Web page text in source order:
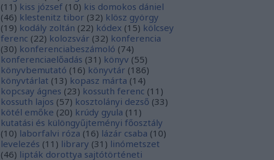
(11 ) kiss józsef (10) kis domokos dániel
(46) klestenitz tibor (32) klösz györgy
(19) kodály zoltán (22) kódex (15) kölcsey
ferenc (22) kolozsvár (32) konferencia
(30) konferenciabeszámoló (74)
konferenciaelőadás (31 ) könyv (55)
könyvbemutató (16) könyvtár (186)
könyvtárlat (13) kopasz márta (14)
kopcsay ágnes (23) kossuth ferenc (11 )
kossuth lajos (57) kosztolányi dezső (33)
kötél emőke (20) krúdy gyula (11 )
kutatási és különgyűjteményi főosztály
(10) laborfalvi róza (16) lázár csaba (10)
levelezés (11 ) library (31 ) linómetszet
(46) lipták dorottya sajtótörténeti